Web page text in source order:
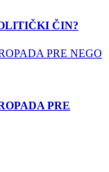
ČIN?
PRE